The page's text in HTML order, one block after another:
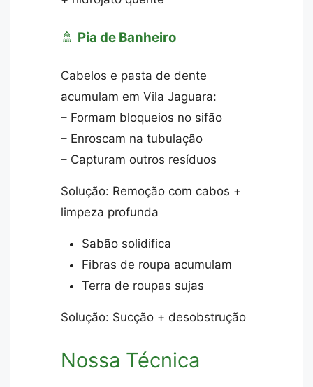
🚿 Pia de Banheiro
Cabelos e pasta de dente
acumulam em Vila Jaguara:
– Formam bloqueios no sifão
– Enroscam na tubulação
– Capturam outros resíduos
Solução: Remoção com cabos +
limpeza profunda
Sabão solidifica
Fibras de roupa acumulam
Terra de roupas sujas
Solução: Sucção + desobstrução
Nossa Técnica